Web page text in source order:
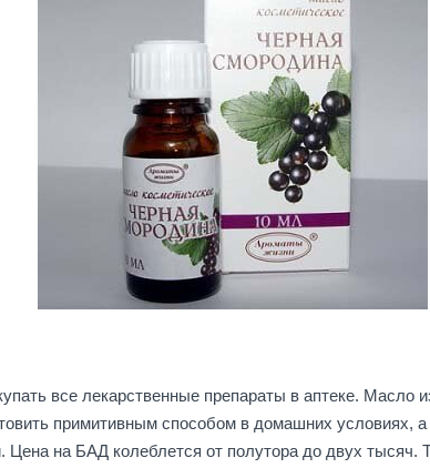
все лекарственные препараты в аптеке. Масло
примитивным способом в домашних условиях,
Цена на БАД колеблется от полутора до двух тысяч.